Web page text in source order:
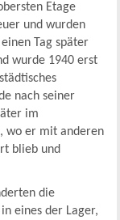
Etage
und wurden
Tag später
wurde 1940 erst
nach seiner
im
wo er mit anderen
blieb und
die
eines der Lager,